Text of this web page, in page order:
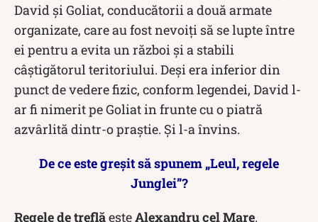
David și Goliat, conducătorii a două armate
organizate, care au fost nevoiți să se lupte între
ei pentru a evita un război și a stabili
câștigătorul teritoriului. Deși era inferior din
punct de vedere fizic, conform legendei, David l-
ar fi nimerit pe Goliat in frunte cu o piatră
azvârlită dintr-o praștie. Și l-a învins.
De ce este greșit să spunem „Leul, regele
Junglei”?
Regele de treflăesteAlexandru cel Mare.